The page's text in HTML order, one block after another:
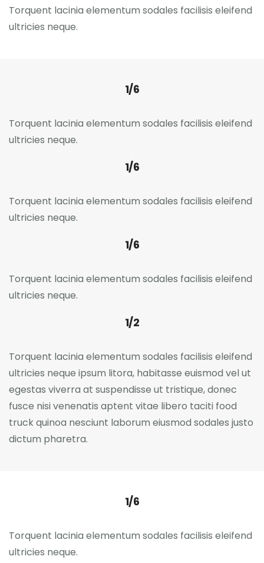
Torquent lacinia elementum sodales facilisis eleifend
ultricies neque.
1/6
Torquent lacinia elementum sodales facilisis eleifend
ultricies neque.
1/6
Torquent lacinia elementum sodales facilisis eleifend
ultricies neque.
1/6
Torquent lacinia elementum sodales facilisis eleifend
ultricies neque.
1/2
Torquent lacinia elementum sodales facilisis eleifend
ultricies neque ipsum litora, habitasse euismod vel ut
egestas viverra at suspendisse ut tristique, donec
fusce nisi venenatis aptent vitae libero taciti food
truck quinoa nesciunt laborum eiusmod sodales justo
dictum pharetra.
1/6
Torquent lacinia elementum sodales facilisis eleifend
ultricies neque.